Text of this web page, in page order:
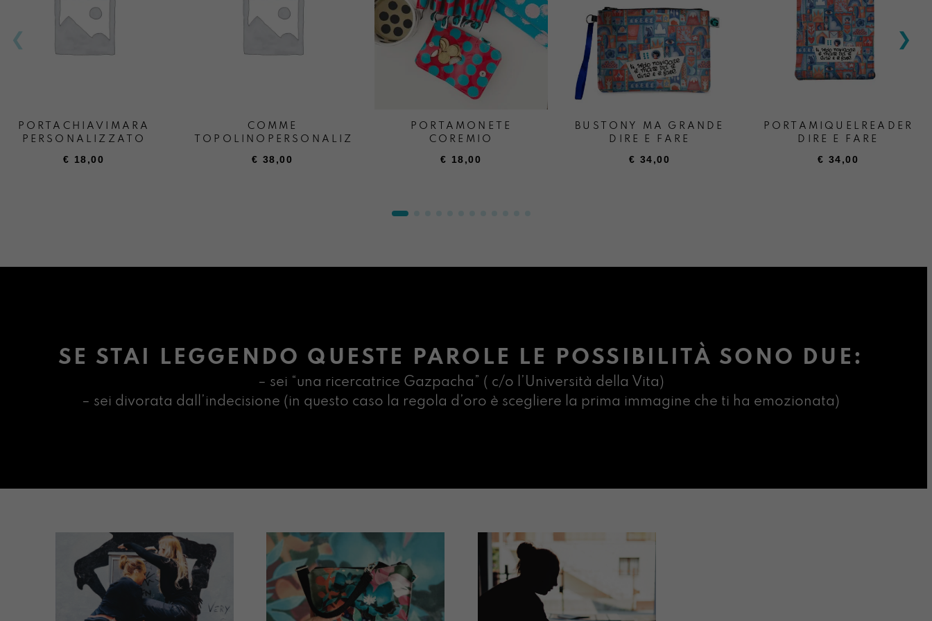
PORTACHIAVIMARA
PERSONALIZZATO
€ 18,00
COMME
TOPOLINOPERSONALIZZATO
€ 38,00
PORTAMONETE
COREMIO
€ 18,00
BUSTONY MA GRANDE
DIRE E FARE
€ 34,00
PORTAMIQUELREADER
DIRE E FARE
€ 34,00
SE STAI LEGGENDO QUESTE PAROLE LE POSSIBILITÀ SONO DUE:
– sei “una ricercatrice Gazpacha” ( c/o l’Università della Vita)
– sei divorata dall’indecisione (in questo caso la regola d’oro è scegliere la prima immagine che ti ha emozionata)